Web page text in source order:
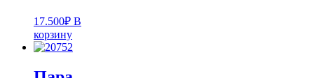
17.500₽ В
корзину